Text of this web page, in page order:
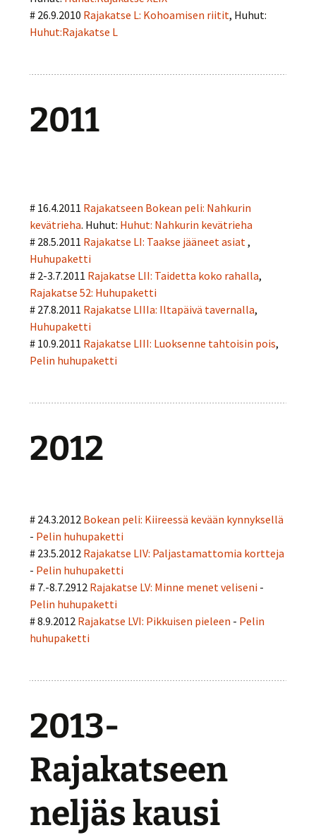
# 26.9.2010 Rajakatse L: Kohoamisen riitit, Huhut:
Huhut:Rajakatse L
2011
# 16.4.2011 Rajakatseen Bokean peli: Nahkurin
kevätrieha. Huhut: Huhut: Nahkurin kevätrieha
# 28.5.2011 Rajakatse LI: Taakse jääneet asiat,
Huhupaketti
# 2-3.7.2011 Rajakatse LII: Taidetta koko rahalla,
Rajakatse 52: Huhupaketti
# 27.8.2011 Rajakatse LIIIa: Iltapäivä tavernalla,
Huhupaketti
# 10.9.2011 Rajakatse LIII: Luoksenne tahtoisin pois,
Pelin huhupaketti
2012
# 24.3.2012 Bokean peli: Kiireessä kevään kynnyksellä
- Pelin huhupaketti
# 23.5.2012 Rajakatse LIV: Paljastamattomia kortteja
- Pelin huhupaketti
# 7.-8.7.2912 Rajakatse LV: Minne menet veliseni -
Pelin huhupaketti
# 8.9.2012 Rajakatse LVI: Pikkuisen pieleen - Pelin
huhupaketti
2013-
Rajakatseen
neljäs kausi